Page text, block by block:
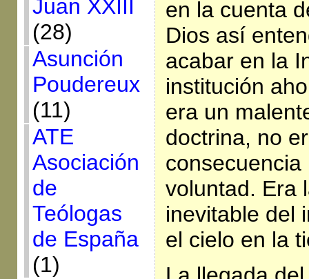
Juan XXIII
(28)
Asunción
Poudereux
(11)
ATE
Asociación
de
Teólogas
de España
(1)
en la cuenta
Dios así
acabar en la
institución
era un
doctrina, no
voluntad. Era
inevitable del
el cielo en la